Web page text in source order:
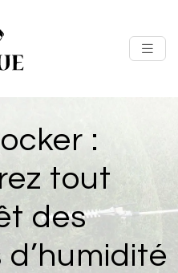
:
tout
des